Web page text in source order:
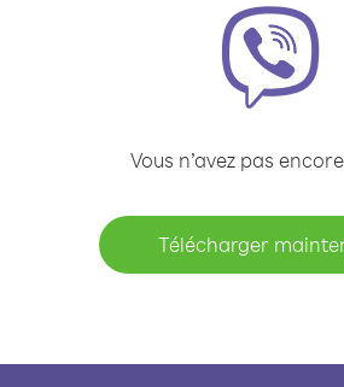
Vous n’avez pas
Télécharger